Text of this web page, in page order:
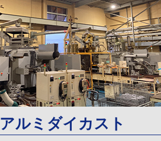
アルミダイカスト